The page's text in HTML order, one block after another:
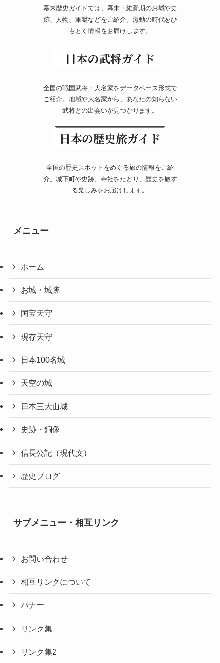
幕末歴史ガイドでは、幕末・維新期のお城や史
跡、人物、軍艦などをご紹介。激動の時代をひ
もとく情報をお届けします。
全国の戦国武将・大名家をデータベース形式で
ご紹介。地域や大名家から、あなたの知らない
武将との出会いが見つかります。
全国の歴史スポットをめぐる旅の情報をご紹
介。城下町や史跡、寺社をたどり、歴史を旅す
る楽しみをお届けします。
メニュー
ホーム
お城・城跡
国宝天守
現存天守
日本100名城
天空の城
日本三大山城
史跡・銅像
信長公記（現代文）
歴史ブログ
サブメニュー・相互リンク
お問い合わせ
相互リンクについて
バナー
リンク集
リンク集2